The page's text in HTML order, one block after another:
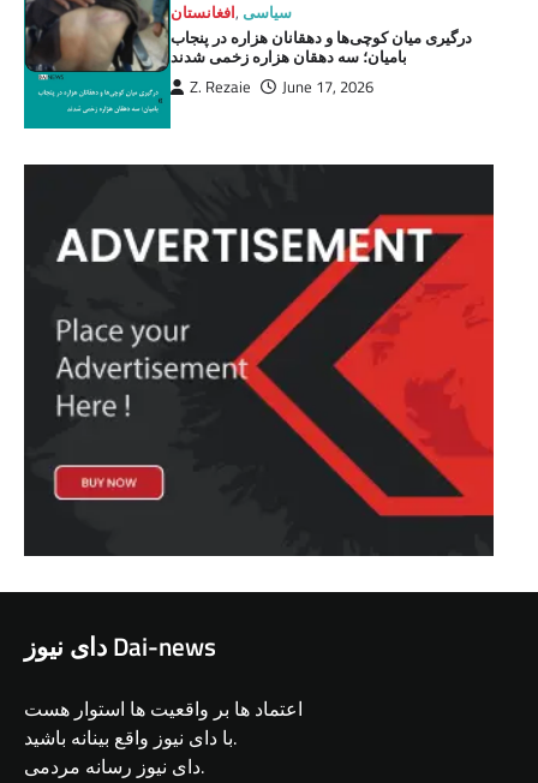
افغانستان,سیاسی
درگیری میان کوچی‌ها و دهقانان هزاره در پنجاب
بامیان؛ سه دهقان هزاره زخمی شدند
Z. Rezaie June 17, 2026
دای نیوز Dai-news
اعتماد ها بر واقعیت ها استوار هست
با دای نیوز واقع بینانه باشید.
دای نیوز رسانه مردمی.